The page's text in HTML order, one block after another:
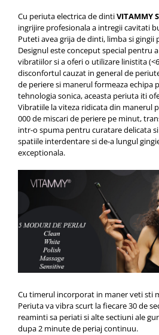
Cu periuta electrica de dintiVITAMMY
ingrijire profesionala a intregii cavitati
Puteti avea grija de dinti, limba si gingii
Designul este conceput special pentru
vibratiilor si a oferi o utilizare linistita
disconfortul cauzat in general de
de periere si manerul formeaza echipa
tehnologia sonica, aceasta periuta iti
Vibratiile la viteza ridicata din manerul
000 de miscari de periere pe minut,
intr-o spuma pentru curatare delicata
spatiile interdentare si de-a lungul
exceptionala.
Cu timerul incorporat in maner veti sti
Periuta va vibra scurt la fiecare 30 de
reaminti sa periati si alte sectiuni ale
dupa 2 minute de periaj continuu.